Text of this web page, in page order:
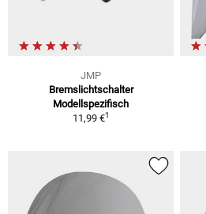
JMP
Bremslichtschalter
Modellspezifisch
11,99 €1